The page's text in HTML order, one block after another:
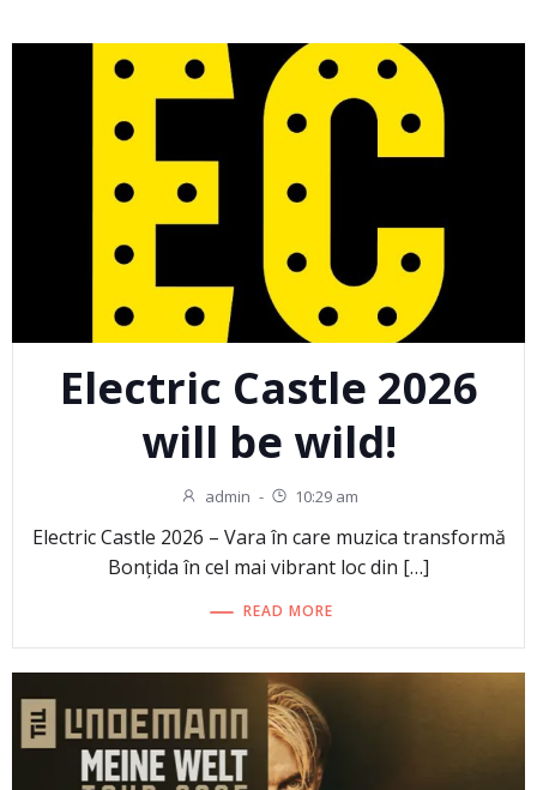
Electric Castle 2026
will be wild!
admin - 10:29 am
Electric Castle 2026 – Vara în care muzica transformă
Bonțida în cel mai vibrant loc din […]
READ MORE